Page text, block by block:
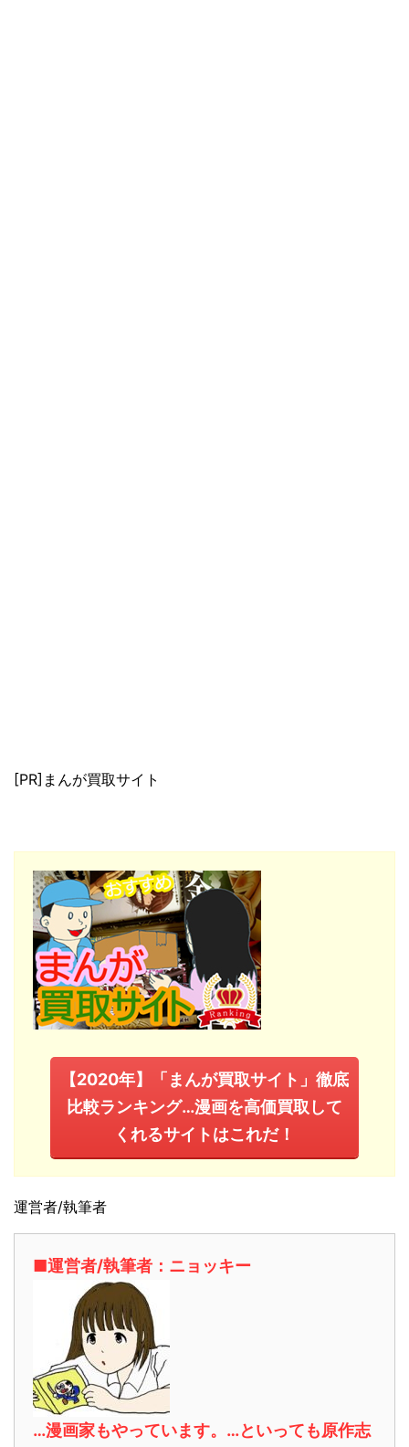
[PR]まんが買取サイト
【2020年】「まんが買取サイト」徹底
比較ランキング…漫画を高価買取して
くれるサイトはこれだ！
運営者/執筆者
■運営者/執筆者：ニョッキー
…漫画家もやっています。…といっても原作志